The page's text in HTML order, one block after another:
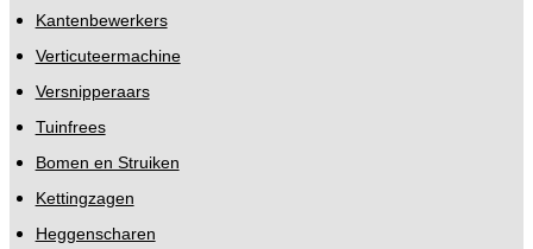
Kantenbewerkers
Verticuteermachine
Versnipperaars
Tuinfrees
Bomen en Struiken
Kettingzagen
Heggenscharen